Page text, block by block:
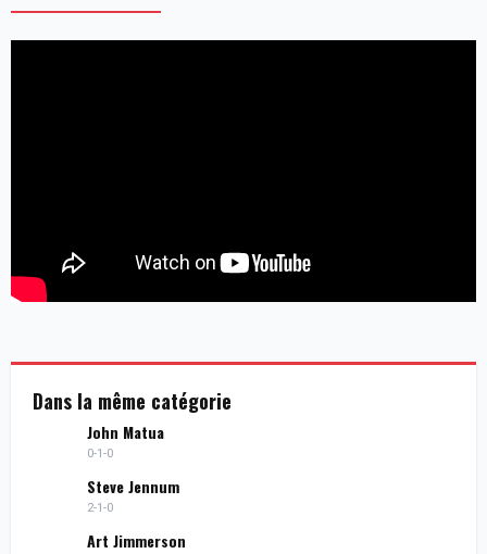
Dans la même catégorie
John Matua
0-1-0
Steve Jennum
2-1-0
Art Jimmerson